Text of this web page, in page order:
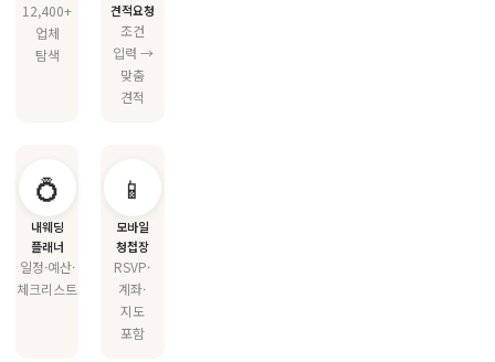
12,400+
업체
탐색
견적요청
조건
입력 →
맞춤
견적
💍
내웨딩
플래너
일정·예산·
체크리스트
📱
모바일
청첩장
RSVP·
계좌·
지도
포함